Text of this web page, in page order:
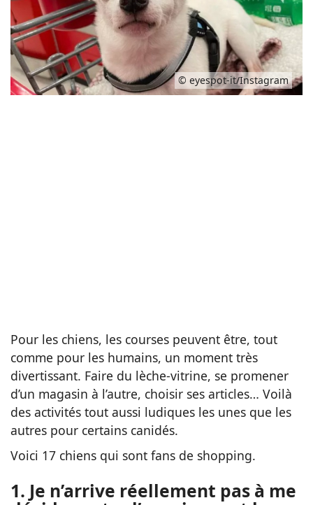
© eyespot-it/Instagram
Pour les chiens, les courses peuvent être, tout
comme pour les humains, un moment très
divertissant. Faire du lèche-vitrine, se promener
d’un magasin à l’autre, choisir ses articles… Voilà
des activités tout aussi ludiques les unes que les
autres pour certains canidés.
Voici 17 chiens qui sont fans de shopping.
1. Je n’arrive réellement pas à me